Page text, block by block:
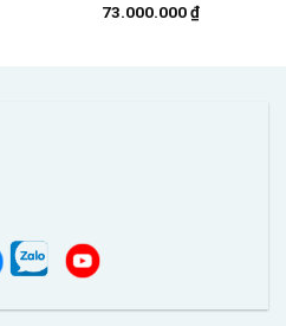
Được xếp
73.000.000₫